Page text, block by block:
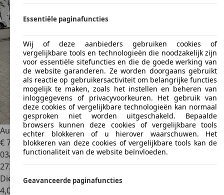
Audi A3A3 Sportback 1.6 TDi Ambition
€ 7.000
03/2016
272.630 km
Diesel
4,0 l/100 km (comb.)
Essentiële paginafuncties
Wij of deze aanbieders gebruiken cookies of
vergelijkbare tools en technologieën die noodzakelijk zijn
voor essentiële sitefuncties en die de goede werking van
de website garanderen. Ze worden doorgaans gebruikt
als reactie op gebruikersactiviteit om belangrijke functies
mogelijk te maken, zoals het instellen en beheren van
inloggegevens of privacyvoorkeuren. Het gebruik van
deze cookies of vergelijkbare technologieën kan normaal
gesproken niet worden uitgeschakeld. Bepaalde
browsers kunnen deze cookies of vergelijkbare tools
echter blokkeren of u hierover waarschuwen. Het
blokkeren van deze cookies of vergelijkbare tools kan de
functionaliteit van de website beïnvloeden.
Geavanceerde paginafuncties